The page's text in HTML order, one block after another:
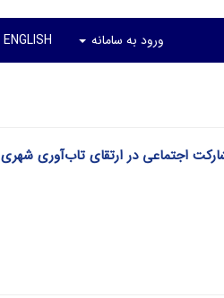
ورود به سامانه ENGLISH
اجتماعی در ارتقای تاب‌آوری شهری